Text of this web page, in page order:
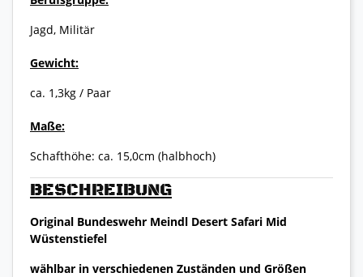
BESCHREIBUNG
Original Bundeswehr Meindl Desert Safari Mid
Wüstenstiefel
wählbar in verschiedenen Zuständen und Größen
Jagd, Militär
Gewicht:
ca. 1,3kg / Paar
Maße:
Schafthöhe: ca. 15,0cm (halbhoch)